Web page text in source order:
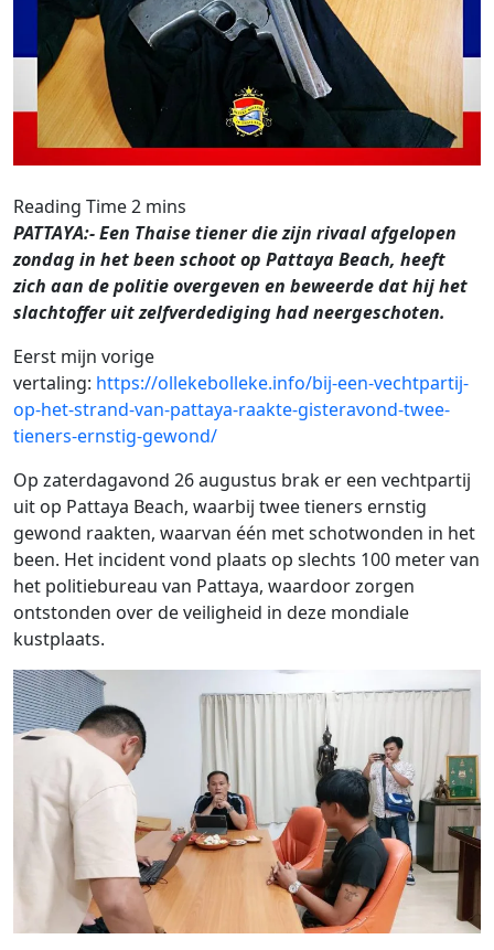
PATTAYA:- Een Thaise tiener die zijn rivaal afgelopen
zondag in het been schoot op Pattaya Beach, heeft
zich aan de politie overgeven en beweerde dat hij het
slachtoffer uit zelfverdediging had neergeschoten.
Eerst mijn vorige
vertaling: https://ollekebolleke.info/bij-een-vechtpartij-
op-het-strand-van-pattaya-raakte-gisteravond-twee-
tieners-ernstig-gewond/
Op zaterdagavond 26 augustus brak er een vechtpartij
uit op Pattaya Beach, waarbij twee tieners ernstig
gewond raakten, waarvan één met schotwonden in het
been. Het incident vond plaats op slechts 100 meter van
het politiebureau van Pattaya, waardoor zorgen
ontstonden over de veiligheid in deze mondiale
kustplaats.